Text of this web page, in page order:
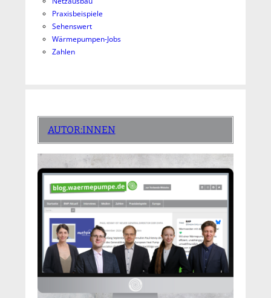
Praxisbeispiele
Sehenswert
Wärmepumpen-Jobs
Zahlen
AUTOR:INNEN